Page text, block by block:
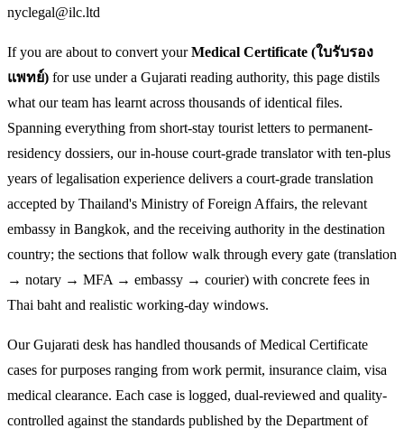
nyclegal@ilc.ltd
If you are about to convert yourMedical Certificate (ใบรับรอง
แพทย์) for use under a Gujarati reading authority, this page distils
what our team has learnt across thousands of identical files.
Spanning everything from short-stay tourist letters to permanent-
residency dossiers, our in-house court-grade translator with ten-plus
years of legalisation experience delivers a court-grade translation
accepted by Thailand's Ministry of Foreign Affairs, the relevant
embassy in Bangkok, and the receiving authority in the destination
country; the sections that follow walk through every gate (translation
→ notary → MFA → embassy → courier) with concrete fees in
Thai baht and realistic working-day windows.
Our Gujarati desk has handled thousands of Medical Certificate
cases for purposes ranging from work permit, insurance claim, visa
medical clearance. Each case is logged, dual-reviewed and quality-
controlled against the standards published by the Department of